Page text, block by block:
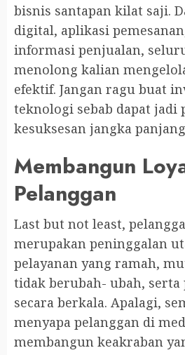
bisnis santapan kilat saji.
digital, aplikasi
informasi penjualan,
menolong kalian
efektif. Jangan ragu buat
teknologi sebab dapat jadi
kesuksesan jangka
Membangun
Pelanggan
Last but not least,
merupakan peninggalan
pelayanan yang ramah,
tidak berubah- ubah,
secara berkala. Apalagi,
menyapa pelanggan di
membangun keakraban